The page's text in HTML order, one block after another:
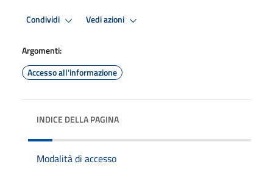
Condividi Vedi azioni
Argomenti:
Accesso all'informazione
INDICE DELLA PAGINA
Modalità di accesso